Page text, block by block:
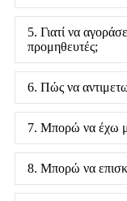
5. Γιατί να
προμηθευτές;
6. Πώς να
7. Μπορώ να έχω
8. Μπορώ να